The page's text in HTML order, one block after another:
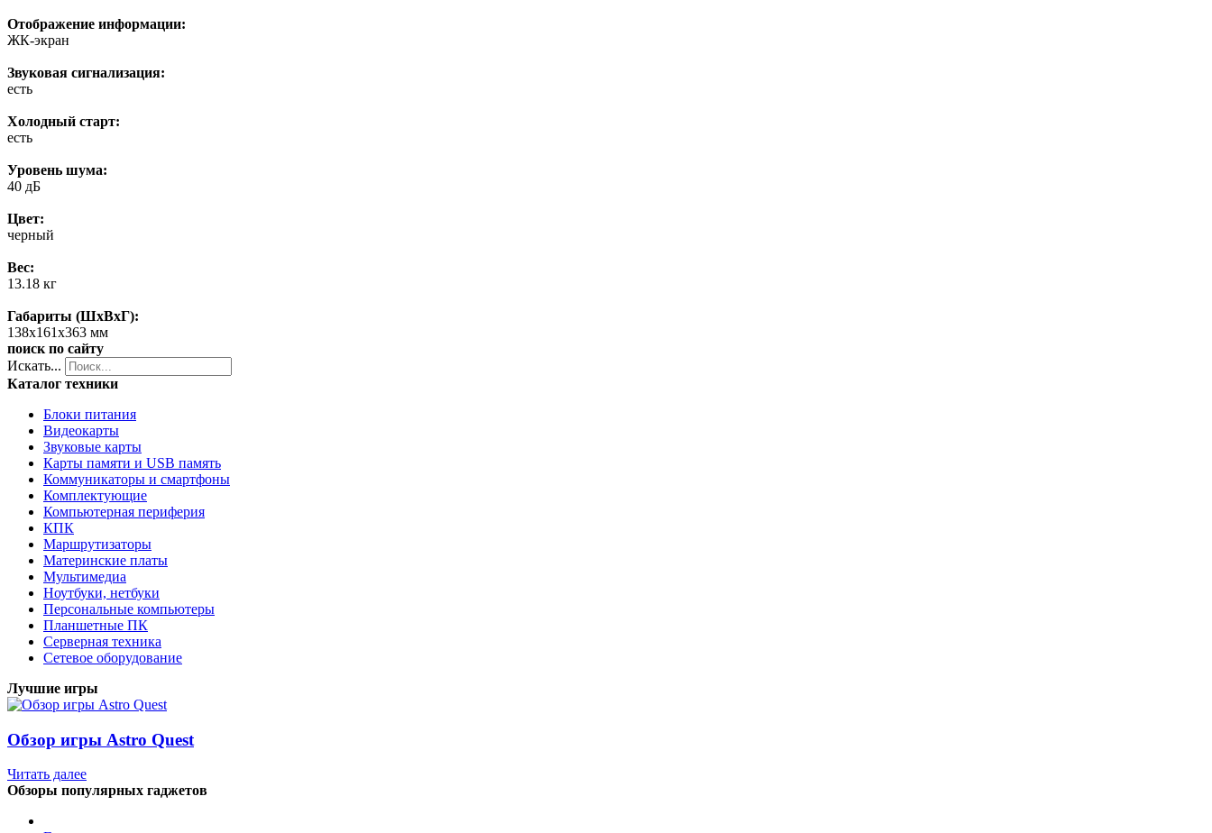
Отображение информации:
ЖК-экран
Звуковая сигнализация:
есть
Холодный старт:
есть
Уровень шума:
40 дБ
Цвет:
черный
Вес:
13.18 кг
Габариты (ШxВxГ):
138x161x363 мм
поиск по сайту
Искать...
Каталог техники
Блоки питания
Видеокарты
Звуковые карты
Карты памяти и USB память
Коммуникаторы и смартфоны
Комплектующие
Компьютерная периферия
КПК
Маршрутизаторы
Материнские платы
Мультимедиа
Ноутбуки, нетбуки
Персональные компьютеры
Планшетные ПК
Серверная техника
Сетевое оборудование
Лучшие игры
Обзор игры Astro Quest
Читать далее
Обзоры популярных гаджетов